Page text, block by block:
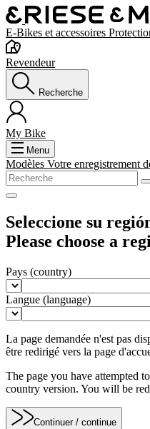
E-Bikes et accessoires
Revendeur
Recherche
My Bike
Menu
Modèles Votre enregistrement
Seleccione su
Please choose a
Pays (country)
Langue (language)
La page demandée n'est pas
être redirigé vers la page
The page you have attempted
country version. You will be
Continuer / continue